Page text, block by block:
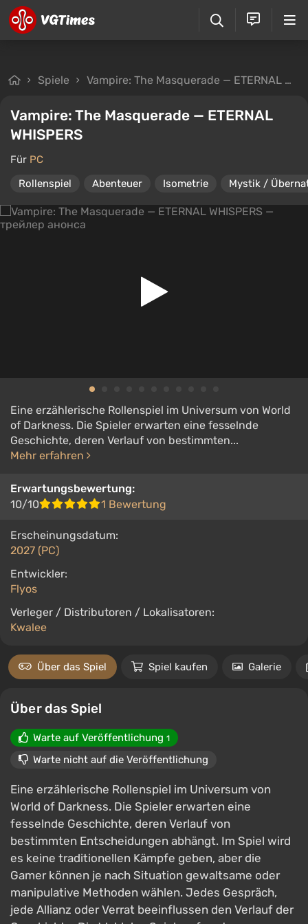
Spiele Vampire: The Masquerade — ETERNAL WHISPERS
Vampire: The Masquerade — ETERNAL
WHISPERS
Für PC
Rollenspiel
Abenteuer Isometrie Mystik /
Eine erzählerische Rollenspiel im Universum von World
of Darkness. Die Spieler erwarten eine fesselnde
Geschichte, deren Verlauf von bestimmten...
Mehr erfahren
Erwartungsbewertung:
10/10
1 Bewertung
Erscheinungsdatum:
2027 (PC)
Entwickler:
Flyos
Verleger / Distributoren / Lokalisatoren:
Kwalee
Über das Spiel Spiel kaufen Galerie
Über das Spiel
Warte auf Veröffentlichung 1
Warte nicht auf die Veröffentlichung
Eine erzählerische Rollenspiel im Universum von
World of Darkness. Die Spieler erwarten eine
fesselnde Geschichte, deren Verlauf von
bestimmten Entscheidungen abhängt. Im Spiel wird
es keine traditionellen Kämpfe geben, aber die
Gamer können je nach Situation gewaltsame oder
manipulative Methoden wählen. Jedes Gespräch,
jede Allianz oder Verrat beeinflussen den Verlauf der